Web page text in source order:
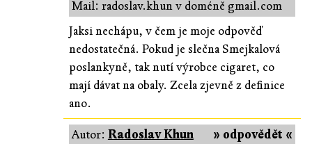
Mail: radoslav.khun v doméně gmail.com
Jaksi nechápu, v čem je moje odpověď
nedostatečná. Pokud je slečna Smejkalová
poslankyně, tak nutí výrobce cigaret, co
mají dávat na obaly. Zcela zjevně z definice
ano.
» odpovědět «
Autor: Radoslav Khun